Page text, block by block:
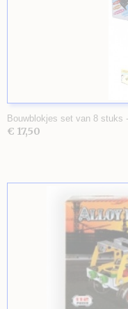
Bouwblokjes set van 8 stuks
€ 17,50